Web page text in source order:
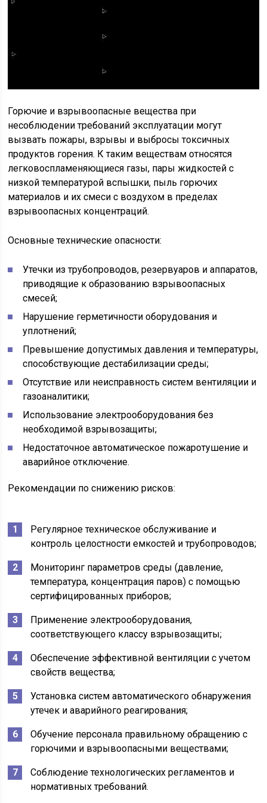
Горючие и взрывоопасные вещества при
несоблюдении требований эксплуатации могут
вызвать пожары, взрывы и выбросы токсичных
продуктов горения. К таким веществам относятся
легковоспламеняющиеся газы, пары жидкостей с
низкой температурой вспышки, пыль горючих
материалов и их смеси с воздухом в пределах
взрывоопасных концентраций.
Основные технические опасности:
Утечки из трубопроводов, резервуаров и аппаратов,
приводящие к образованию взрывоопасных
смесей;
Нарушение герметичности оборудования и
уплотнений;
Превышение допустимых давления и температуры,
способствующие дестабилизации среды;
Отсутствие или неисправность систем вентиляции и
газоаналитики;
Использование электрооборудования без
необходимой взрывозащиты;
Недостаточное автоматическое пожаротушение и
аварийное отключение.
Рекомендации по снижению рисков:
Регулярное техническое обслуживание и
контроль целостности емкостей и трубопроводов;
Мониторинг параметров среды (давление,
температура, концентрация паров) с помощью
сертифицированных приборов;
Применение электрооборудования,
соответствующего классу взрывозащиты;
Обеспечение эффективной вентиляции с учетом
свойств вещества;
Установка систем автоматического обнаружения
утечек и аварийного реагирования;
Обучение персонала правильному обращению с
горючими и взрывоопасными веществами;
Соблюдение технологических регламентов и
нормативных требований.